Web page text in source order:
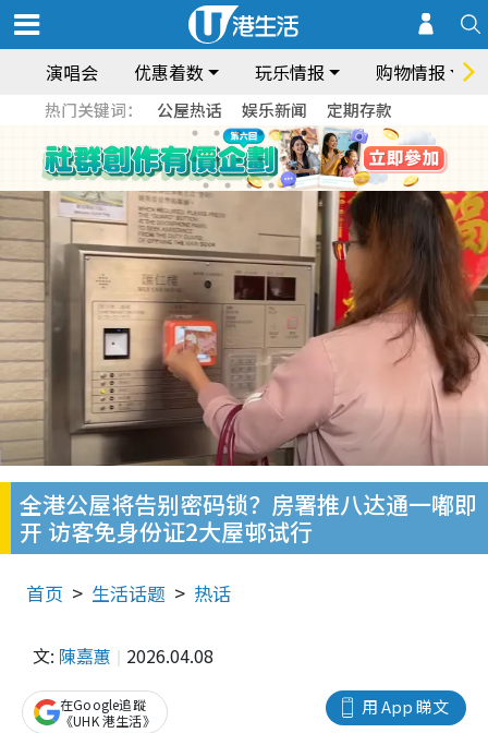
演唱会 优惠着数 玩乐情报 购物情报
热门关键词： 公屋热话 娱乐新闻 定期存款
全港公屋将告别密码锁？房署推八达通一嘟即
开 访客免身份证2大屋邨试行
首页 生活话题 热话
文: 陳嘉蕙 2026.04.08
用 App 睇文
在Google追蹤
《UHK 港生活》